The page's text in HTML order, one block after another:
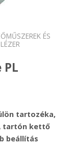
ÉS
tartozéka,
tartón kettő
beállítás